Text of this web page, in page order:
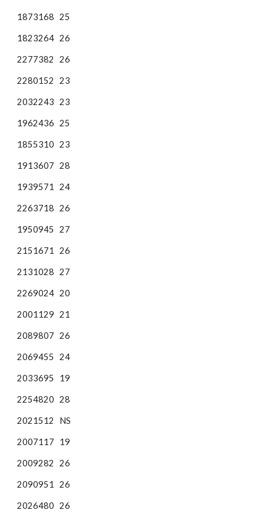
1873168 25
1823264 26
2277382 26
2280152 23
2032243 23
1962436 25
1855310 23
1913607 28
1939571 24
2263718 26
1950945 27
2151671 26
2131028 27
2269024 20
2001129 21
2089807 26
2069455 24
2033695 19
2254820 28
2021512 NS
2007117 19
2009282 26
2090951 26
2026480 26